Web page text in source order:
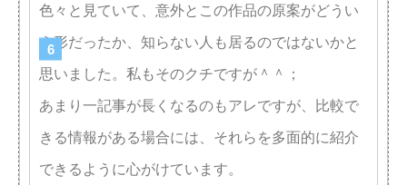
色々と見ていて、意外とこの作品の原案がどうい
う形だったか、知らない人も居るのではないかと
思いました。私もそのクチですが＾＾；
あまり一記事が長くなるのもアレですが、比較で
きる情報がある場合には、それらを多面的に紹介
できるように心がけています。